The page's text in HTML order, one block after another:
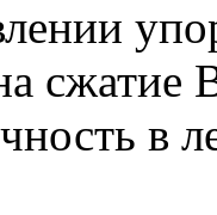
сжатие
в